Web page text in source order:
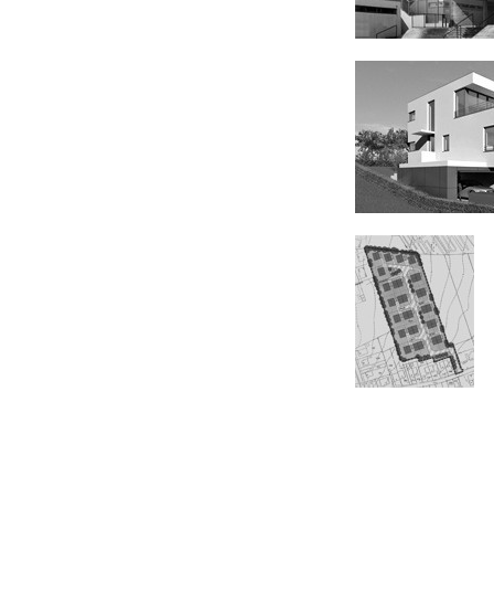
Sanierung
Wohnhaus
B-Plan /
Dortmund